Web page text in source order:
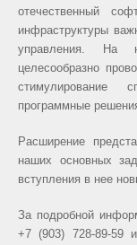
отечественный
инфраструктуры
управления. На
целесообразно
стимулирование
программные
Расширение
наших основных
вступления в нее
За подробной
+7 (903) 728-89-59